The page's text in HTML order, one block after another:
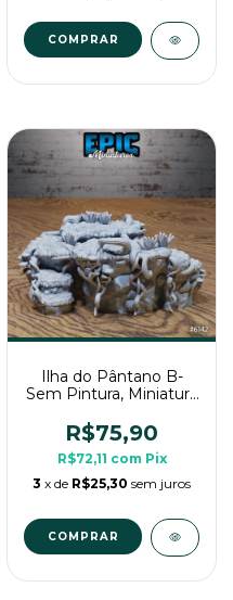
Ilha do Pântano B-
Sem Pintura, Miniatura
de Mesa
R$75,90
R$72,11 com Pix
3 x de R$25,30 sem juros